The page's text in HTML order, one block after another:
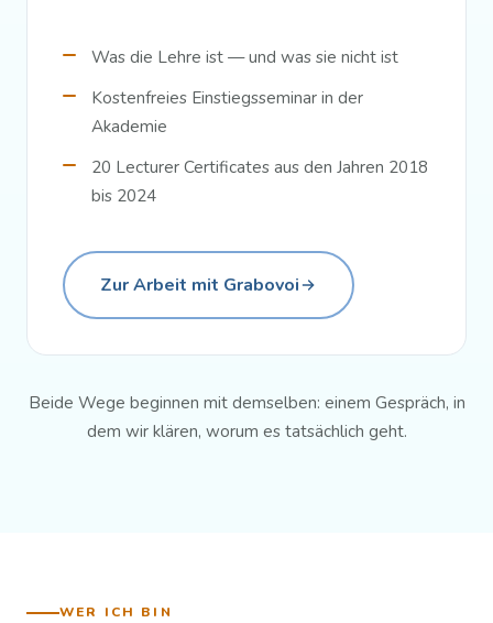
Was die Lehre ist — und was sie nicht ist
Kostenfreies Einstiegsseminar in der
Akademie
20 Lecturer Certificates aus den Jahren 2018
bis 2024
Zur Arbeit mit Grabovoi
Beide Wege beginnen mit demselben: einem Gespräch, in
dem wir klären, worum es tatsächlich geht.
WER ICH BIN